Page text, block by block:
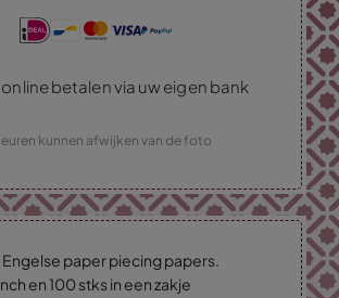
online betalen via uw eigen bank
kunnen afwijken van de foto
Engelse paper piecing papers.
en 100 stks in een zakje